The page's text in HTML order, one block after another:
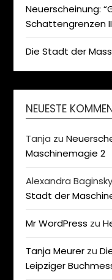
Neuerscheinung:
Schattengrenzen
Die Stadt der
NEUESTE
Tanja zu
Maschinemagie 2
Alexandra Baginsky
Stadt der
Mr WordPress zu
Tanja Meurer zu
Leipziger